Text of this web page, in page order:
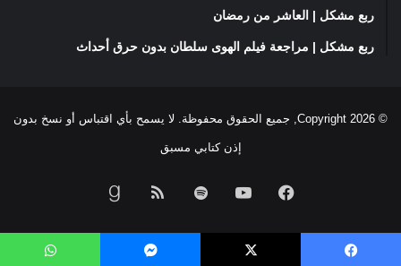
ربع مشكل | العاشر من رمضان
ربع مشكل | مراجعة فيلم الهوى سلطان بدون حرق أحداث
© Copyright 2026, جميع الحقوق محفوظة. لا يسمح بأي اقتباس أو نسخ بدون
إذن كتابي مسبق
فيسبوكيوتيوب
‏Spotify ملخص
الموقع